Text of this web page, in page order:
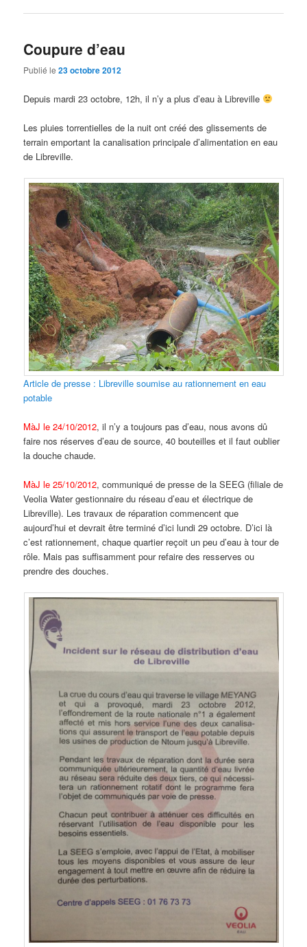
Coupure d’eau
Publié le23 octobre 2012
Depuis mardi 23 octobre, 12h, il n’y a plus d’eau à Libreville
Les pluies torrentielles de la nuit ont créé des glissements de
terrain emportant la canalisation principale d’alimentation en eau
de Libreville.
Article de presse : Libreville soumise au rationnement en eau
potable
MàJ le 24/10/2012, il n’y a toujours pas d’eau, nous avons dû
faire nos réserves d’eau de source, 40 bouteilles et il faut oublier
la douche chaude.
MàJ le 25/10/2012, communiqué de presse de la SEEG (filiale de
Veolia Water gestionnaire du réseau d’eau et électrique de
Libreville). Les travaux de réparation commencent que
aujourd’hui et devrait être terminé d’ici lundi 29 octobre. D’ici là
c’est rationnement, chaque quartier reçoit un peu d’eau à tour de
rôle. Mais pas suffisamment pour refaire des resserves ou
prendre des douches.